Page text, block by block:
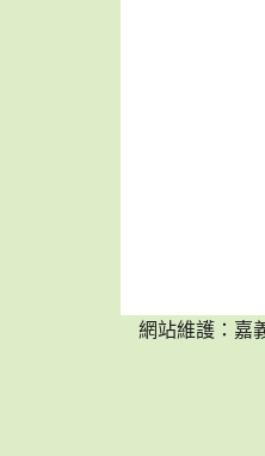
網站維護：嘉